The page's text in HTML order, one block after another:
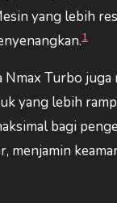
yang lebih
1
Nmax Turbo
yang lebih
bagi
menjamin